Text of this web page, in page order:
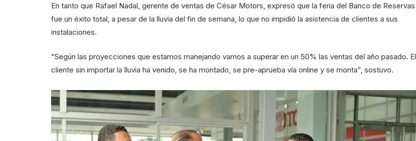
En tanto que Rafael Nadal, gerente de ventas de César Motors, expresó que la feria del Banco de Reservas
fue un éxito total, a pesar de la lluvia del fin de semana, lo que no impidió la asistencia de clientes a sus
instalaciones.
“Según las proyecciones que estamos manejando vamos a superar en un 50% las ventas del año pasado. El
cliente sin importar la lluvia ha venido, se ha montado, se pre-aprueba vía online y se monta”, sostuvo. ​